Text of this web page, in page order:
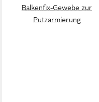
Balkenfix-Gewebe zur
Putzarmierung